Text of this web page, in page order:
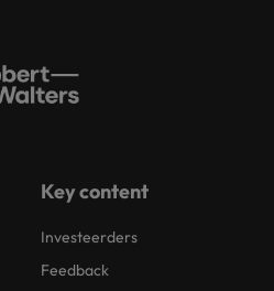
Key content
Investeerders
Feedback